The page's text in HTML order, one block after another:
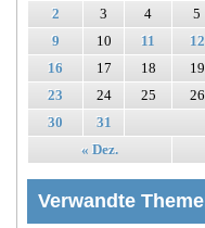
« Dez.
2
3 4 5
9
10 11 12
16
17 18 19
23
24 25 26
30
31
Verwandte